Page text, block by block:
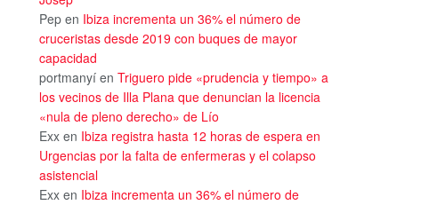
Pep en Ibiza incrementa un 36% el número de
cruceristas desde 2019 con buques de mayor
capacidad
portmanyí en Triguero pide «prudencia y tiempo» a
los vecinos de Illa Plana que denuncian la licencia
«nula de pleno derecho» de Lío
Exx en Ibiza registra hasta 12 horas de espera en
Urgencias por la falta de enfermeras y el colapso
asistencial
Exx en Ibiza incrementa un 36% el número de